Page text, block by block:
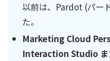
以前は、Pardot (パー
た。
Marketing Cloud
Interaction Studio ま